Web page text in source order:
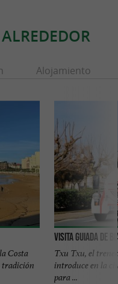
ALREDEDOR
Alojamiento
Costa
tradición
Visita guiada de
Txu Txu, el
introduce en la
para ...